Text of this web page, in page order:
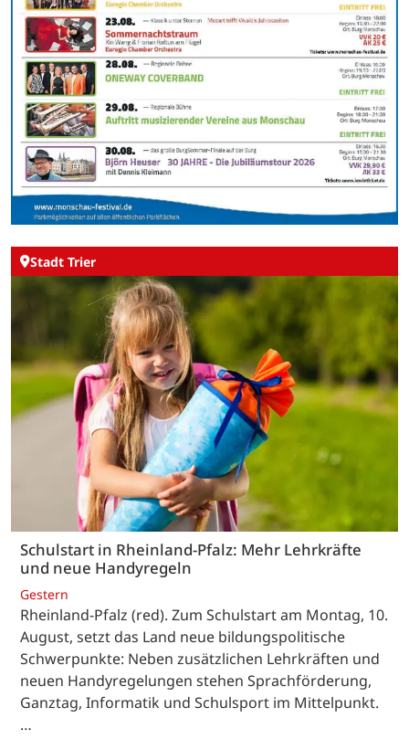
Stadt Trier
Schulstart in Rheinland-Pfalz: Mehr Lehrkräfte
und neue Handyregeln
Gestern
Rheinland-Pfalz (red). Zum Schulstart am Montag, 10.
August, setzt das Land neue bildungspolitische
Schwerpunkte: Neben zusätzlichen Lehrkräften und
neuen Handyregelungen stehen Sprachförderung,
Ganztag, Informatik und Schulsport im Mittelpunkt.
…